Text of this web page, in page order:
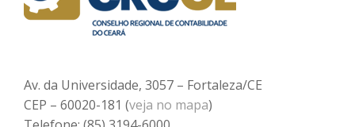
Av. da Universidade, 3057 – Fortaleza/CE
CEP – 60020-181 (veja no mapa)